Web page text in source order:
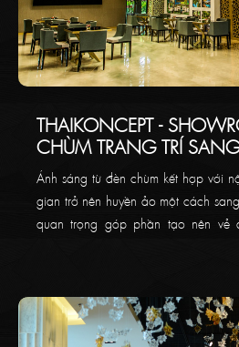
THAIKONCEPT -
CHÙM TRANG TRÍ
VIỆT NAM
Ánh sáng từ đèn chùm kết hợp với
gian trở nên huyền ảo một cách
quan trọng góp phần tạo nên vẻ